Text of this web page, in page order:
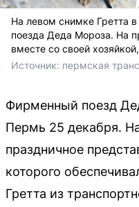
На левом снимке Гретта
поезда Деда Мороза. На
вместе со своей
Источник: пермская
Фирменный поезд
Пермь 25 декабря.
праздничное
которого
Гретта из